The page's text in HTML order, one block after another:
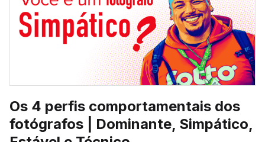
Os 4 perfis comportamentais dos
fotógrafos | Dominante, Simpático,